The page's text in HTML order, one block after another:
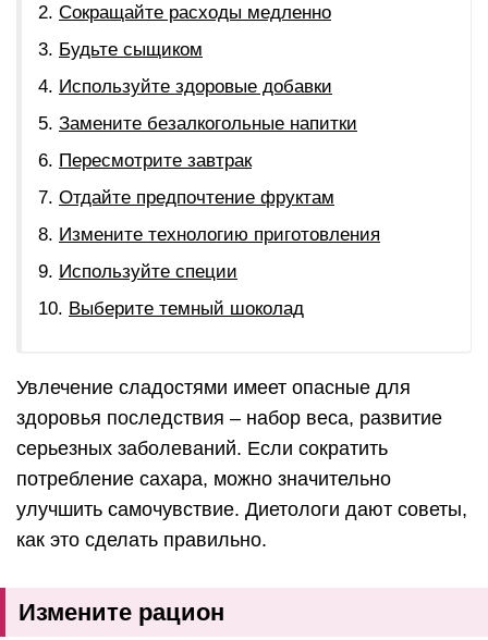
Сокращайте расходы медленно
Будьте сыщиком
Используйте здоровые добавки
Замените безалкогольные напитки
Пересмотрите завтрак
Отдайте предпочтение фруктам
Измените технологию приготовления
Используйте специи
Выберите темный шоколад
Увлечение сладостями имеет опасные для
здоровья последствия – набор веса, развитие
серьезных заболеваний. Если сократить
потребление сахара, можно значительно
улучшить самочувствие. Диетологи дают советы,
как это сделать правильно.
Измените рацион